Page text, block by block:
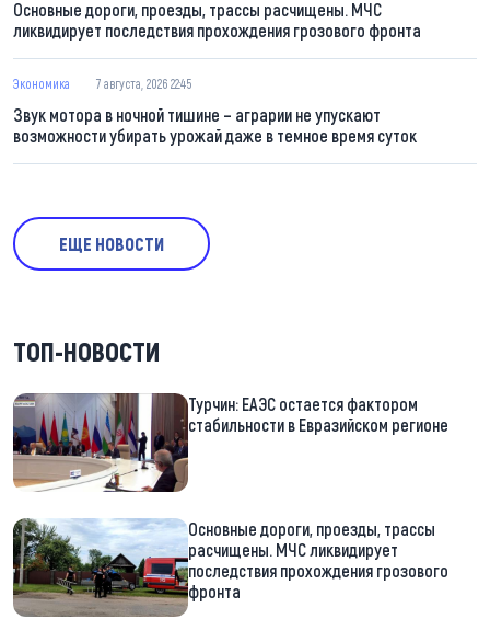
Основные дороги, проезды, трассы расчищены. МЧС
ликвидирует последствия прохождения грозового фронта
Экономика 7 августа, 2026 22:45
Звук мотора в ночной тишине – аграрии не упускают
возможности убирать урожай даже в темное время суток
ЕЩЕ НОВОСТИ
ТОП-НОВОСТИ
Турчин: ЕАЭС остается фактором
стабильности в Евразийском регионе
Основные дороги, проезды, трассы
расчищены. МЧС ликвидирует
последствия прохождения грозового
фронта